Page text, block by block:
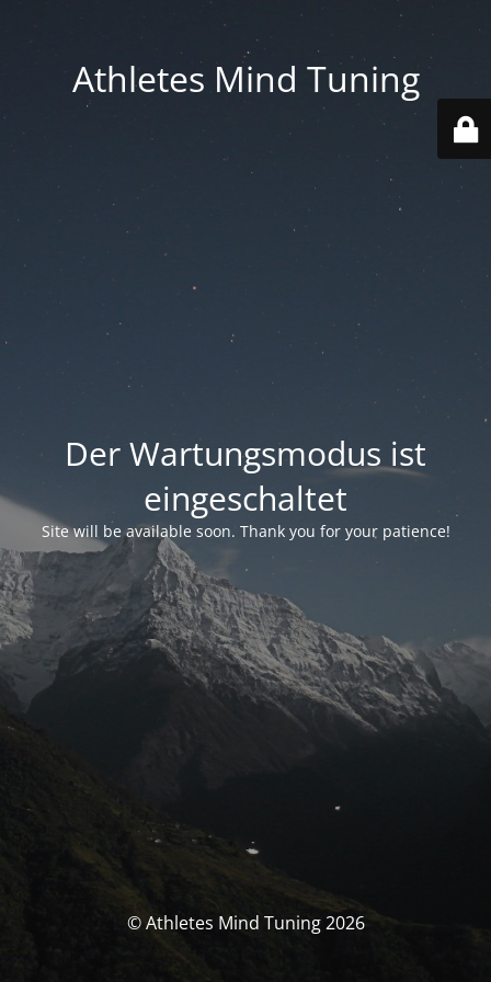
Athletes Mind Tuning
Der Wartungsmodus ist
eingeschaltet
Site will be available soon. Thank you for your patience!
© Athletes Mind Tuning 2026